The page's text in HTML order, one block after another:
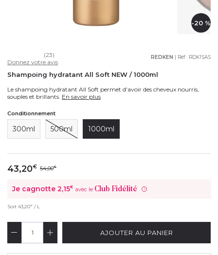
-20 %
REDKEN | Réf : RDK1SAS
(23)
Donnez votre avis
Shampoing hydratant All Soft NEW / 1000ml
Le shampoing hydratant All Soft permet d'avoir des cheveux nourris,
souples et brillants. En savoir plus
Conditionnement
300ml 500ml 1000ml
43,20€ 54,00€
Je cagnotte 2,15€ avec le Club Fidélité ?
Soit 43,20€ / L
AJOUTER AU PANIER